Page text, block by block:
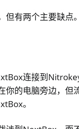
有两个主要缺点
连接到
的电脑旁边，但
。